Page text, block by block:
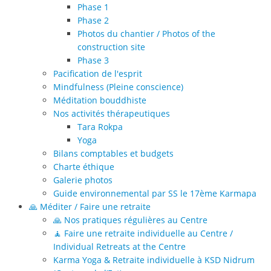
Phase 1
Phase 2
Photos du chantier / Photos of the
construction site
Phase 3
Pacification de l'esprit
Mindfulness (Pleine conscience)
Méditation bouddhiste
Nos activités thérapeutiques
Tara Rokpa
Yoga
Bilans comptables et budgets
Charte éthique
Galerie photos
Guide environnemental par SS le 17ème Karmapa
🙏 Méditer / Faire une retraite
🙏 Nos pratiques régulières au Centre
🧘 Faire une retraite individuelle au Centre /
Individual Retreats at the Centre
Karma Yoga & Retraite individuelle à KSD Nidrum